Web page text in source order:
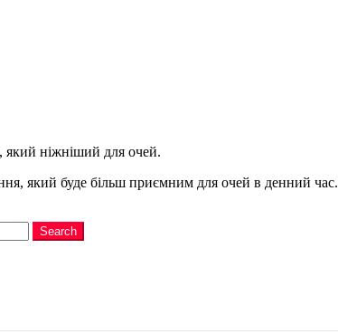
ніжніший для очей.
який буде більш приємним для очей в денний час.
Search